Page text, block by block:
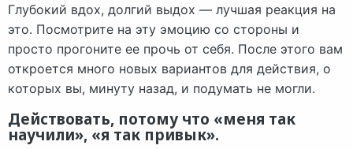
Глубокий вдох, долгий выдох — лучшая реакция на
это. Посмотрите на эту эмоцию со стороны и
просто прогоните ее прочь от себя. После этого вам
откроется много новых вариантов для действия, о
которых вы, минуту назад, и подумать не могли.
Действовать, потому что «меня так
научили», «я так привык».